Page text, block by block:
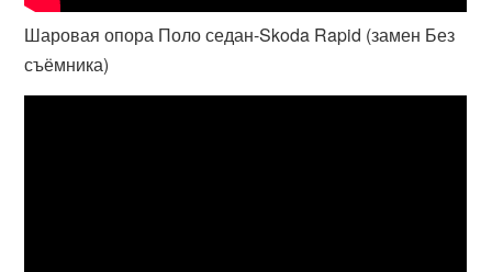
Шаровая опора Поло седан-Skoda Rapid (замен Без
съёмника)